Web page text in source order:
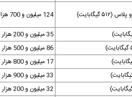
124 میلیون و 700 هزار تومان
35 میلیون و 200 هزار تومان
86 میلیون و 500 هزار تومان
17 میلیون و 800 هزار تومان
33 میلیون و 900 هزار تومان
32 میلیون و 200 هزار تومان